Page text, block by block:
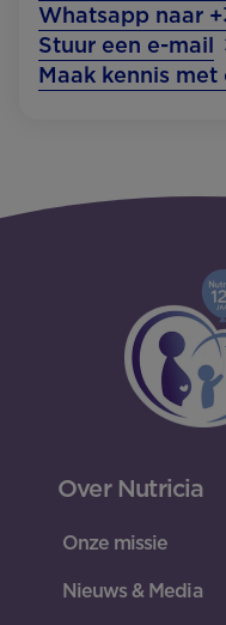
Whatsapp naar
Stuur een e-mail
Maak kennis met
Over Nutricia
Onze missie
Nieuws & Media